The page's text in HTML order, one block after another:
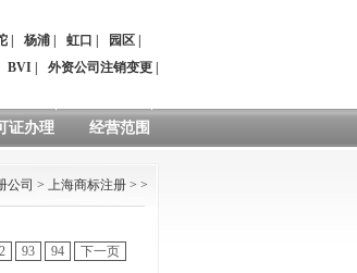
杨浦 虹口 园区
BVI 外资公司注销变更
证办理 经营范围
公司 > 上海商标注册 > >
93 94 下一页